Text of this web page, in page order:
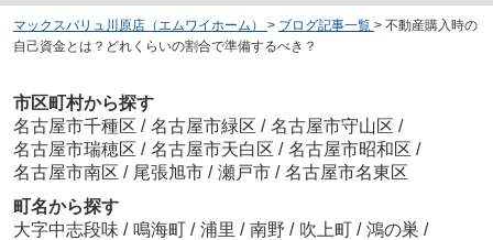
マックスバリュ川原店（エムワイホーム） > ブログ記事一覧 > 不動産購入時の
自己資金とは？どれくらいの割合で準備するべき？
市区町村から探す
名古屋市千種区 / 名古屋市緑区 / 名古屋市守山区 /
名古屋市瑞穂区 / 名古屋市天白区 / 名古屋市昭和区 /
名古屋市南区 / 尾張旭市 / 瀬戸市 / 名古屋市名東区
町名から探す
大字中志段味 / 鳴海町 / 浦里 / 南野 / 吹上町 / 鴻の巣 /